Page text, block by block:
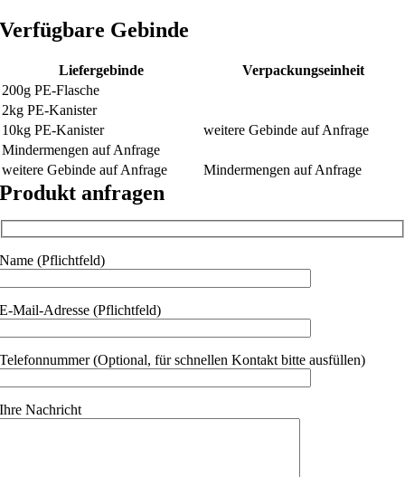
Verfügbare Gebinde
Liefergebinde
Verpackungseinheit
200g PE-Flasche
2kg PE-Kanister
10kg PE-Kanister
weitere Gebinde auf Anfrage
Mindermengen auf Anfrage
weitere Gebinde auf Anfrage
Mindermengen auf Anfrage
Produkt anfragen
Name (Pflichtfeld)
E-Mail-Adresse (Pflichtfeld)
Telefonnummer (Optional, für schnellen Kontakt bitte ausfüllen)
Ihre Nachricht